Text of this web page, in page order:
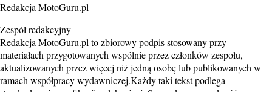
Redakcja MotoGuru.pl
Zespół redakcyjny
Redakcja MotoGuru.pl to zbiorowy podpis stosowany przy
materiałach przygotowanych wspólnie przez członków zespołu,
aktualizowanych przez więcej niż jedną osobę lub publikowanych w
ramach współpracy wydawniczej.Każdy taki tekst podlega